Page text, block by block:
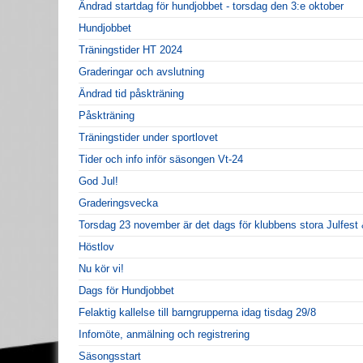
Ändrad startdag för hundjobbet - torsdag den 3:e oktober
Hundjobbet
Träningstider HT 2024
Graderingar och avslutning
Ändrad tid påskträning
Påskträning
Träningstider under sportlovet
Tider och info inför säsongen Vt-24
God Jul!
Graderingsvecka
Torsdag 23 november är det dags för klubbens stora Julfest
Höstlov
Nu kör vi!
Dags för Hundjobbet
Felaktig kallelse till barngrupperna idag tisdag 29/8
Infomöte, anmälning och registrering
Säsongsstart